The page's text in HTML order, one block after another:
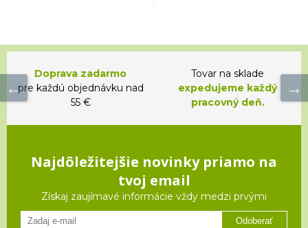
Doprava zadarmo
pre každú objednávku nad
55 €
Tovar na sklade
expedujeme každý
pracovný deň.
Najdôležitejšie novinky priamo na
tvoj email
Získaj zaujímavé informácie vždy medzi prvými
Odoberať